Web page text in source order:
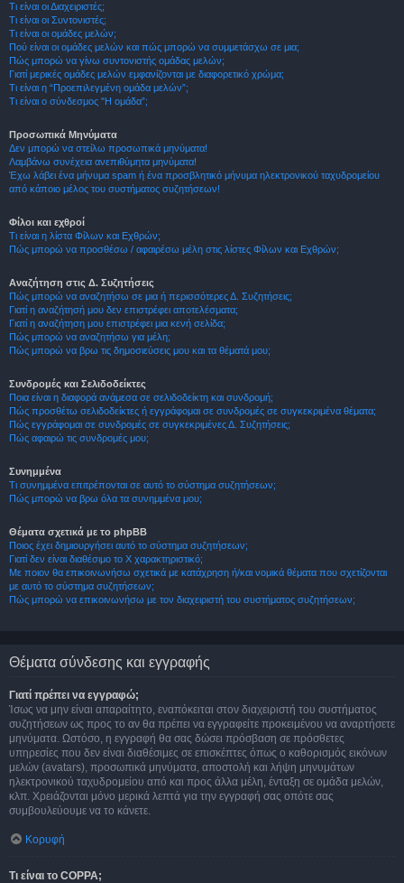
Τι είναι οι Διαχειριστές;
Τι είναι οι Συντονιστές;
Τι είναι οι ομάδες μελών;
Πού είναι οι ομάδες μελών και πώς μπορώ να συμμετάσχω σε μια;
Πώς μπορώ να γίνω συντονιστής ομάδας μελών;
Γιατί μερικές ομάδες μελών εμφανίζονται με διαφορετικό χρώμα;
Τι είναι η “Προεπιλεγμένη ομάδα μελών”;
Τι είναι ο σύνδεσμος "Η ομάδα”;
Προσωπικά Μηνύματα
Δεν μπορώ να στείλω προσωπικά μηνύματα!
Λαμβάνω συνέχεια ανεπιθύμητα μηνύματα!
Έχω λάβει ένα μήνυμα spam ή ένα προσβλητικό μήνυμα ηλεκτρονικού ταχυδρομείου
από κάποιο μέλος του συστήματος συζητήσεων!
Φίλοι και εχθροί
Τι είναι η λίστα Φίλων και Εχθρών;
Πώς μπορώ να προσθέσω / αφαιρέσω μέλη στις λίστες Φίλων και Εχθρών;
Αναζήτηση στις Δ. Συζητήσεις
Πώς μπορώ να αναζητήσω σε μια ή περισσότερες Δ. Συζητήσεις;
Γιατί η αναζήτησή μου δεν επιστρέφει αποτελέσματα;
Γιατί η αναζήτηση μου επιστρέφει μια κενή σελίδα;
Πώς μπορώ να αναζητήσω για μέλη;
Πώς μπορώ να βρω τις δημοσιεύσεις μου και τα θέματά μου;
Συνδρομές και Σελιδοδείκτες
Ποια είναι η διαφορά ανάμεσα σε σελιδοδείκτη και συνδρομή;
Πώς προσθέτω σελιδοδείκτες ή εγγράφομαι σε συνδρομές σε συγκεκριμένα θέματα;
Πώς εγγράφομαι σε συνδρομές σε συγκεκριμένες Δ. Συζητήσεις;
Πώς αφαιρώ τις συνδρομές μου;
Συνημμένα
Τι συνημμένα επιτρέπονται σε αυτό το σύστημα συζητήσεων;
Πώς μπορώ να βρω όλα τα συνημμένα μου;
Θέματα σχετικά με το phpBB
Ποιος έχει δημιουργήσει αυτό το σύστημα συζητήσεων;
Γιατί δεν είναι διαθέσιμο το Χ χαρακτηριστικό;
Με ποιον θα επικοινωνήσω σχετικά με κατάχρηση ή/και νομικά θέματα που σχετίζονται
με αυτό το σύστημα συζητήσεων;
Πώς μπορώ να επικοινωνήσω με τον διαχειριστή του συστήματος συζητήσεων;
Θέματα σύνδεσης και εγγραφής
Γιατί πρέπει να εγγραφώ;
Ίσως να μην είναι απαραίτητο, εναπόκειται στον διαχειριστή του συστήματος
συζητήσεων ως προς το αν θα πρέπει να εγγραφείτε προκειμένου να αναρτήσετε
μηνύματα. Ωστόσο, η εγγραφή θα σας δώσει πρόσβαση σε πρόσθετες
υπηρεσίες που δεν είναι διαθέσιμες σε επισκέπτες όπως ο καθορισμός εικόνων
μελών (avatars), προσωπικά μηνύματα, αποστολή και λήψη μηνυμάτων
ηλεκτρονικού ταχυδρομείου από και προς άλλα μέλη, ένταξη σε ομάδα μελών,
κλπ. Χρειάζονται μόνο μερικά λεπτά για την εγγραφή σας οπότε σας
συμβουλεύουμε να το κάνετε.
Κορυφή
Τι είναι το COPPA;